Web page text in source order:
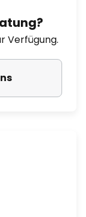
Verfügung.